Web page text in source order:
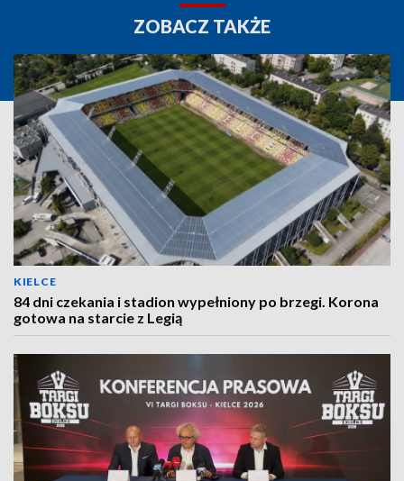
ZOBACZ TAKŻE
KIELCE
84 dni czekania i stadion wypełniony po brzegi. Korona
gotowa na starcie z Legią